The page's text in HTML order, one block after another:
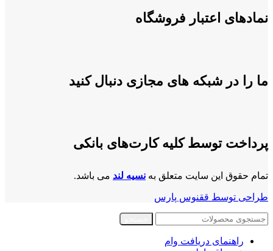
نمادهای اعتبار فروشگاه
ما را در شبکه های مجازی دنبال کنید
پرداخت توسط کلیه کارت‌های بانکی
تمام حقوق این سایت متعلق به نسیه لند می باشد.
طراحی توسط ققنوس پارس
راهنمای دریافت وام